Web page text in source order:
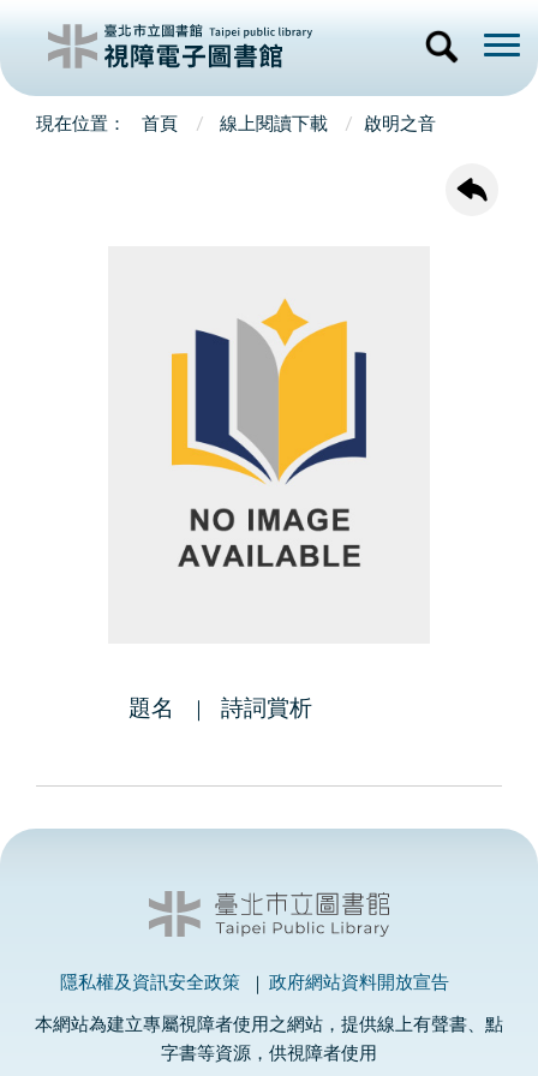
首頁 線上閱讀下載 啟明之音
題名 詩詞賞析
隱私權及資訊安全政策 政府網站資料開放宣告
本網站為建立專屬視障者使用之網站，提供線上有聲書、點
字書等資源，供視障者使用